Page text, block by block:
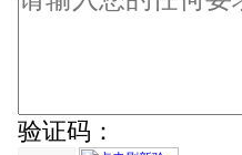
验证码：